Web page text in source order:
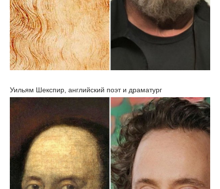
Уильям Шекспир, английский поэт и драматург